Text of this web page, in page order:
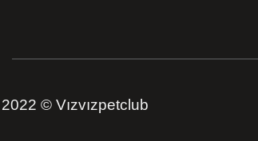
2022 © Vızvızpetclub